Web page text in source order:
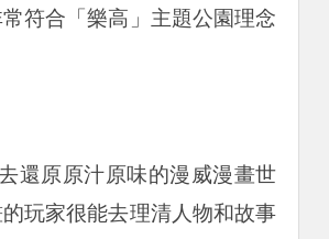
符合「樂高」主題公園理念
還原原汁原味的漫威漫畫世
玩家很能去理清人物和故事